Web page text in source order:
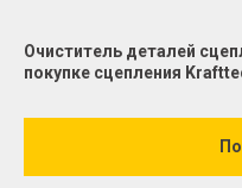
Очиститель деталей
покупке сцепления